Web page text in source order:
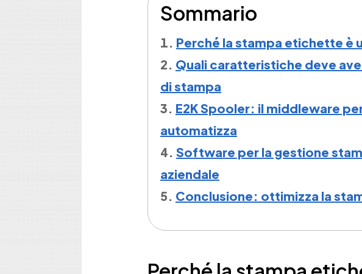
Sommario
Perché la stampa etichette è
Quali caratteristiche deve
di stampa
E2K Spooler: il middleware
automatizza
Software per la gestione
aziendale
Conclusione: ottimizza la